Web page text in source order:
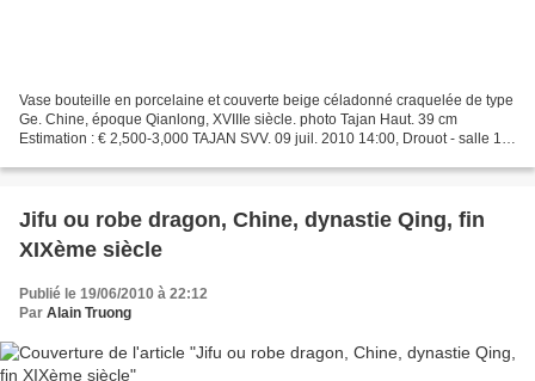
Vase bouteille en porcelaine et couverte beige céladonné craquelée de type
Ge. Chine, époque Qianlong, XVIIIe siècle. photo Tajan Haut. 39 cm
Estimation : € 2,500-3,000 TAJAN SVV. 09 juil. 2010 14:00, Drouot - salle 14.
Jifu ou robe dragon, Chine, dynastie Qing, fin
XIXème siècle
Publié le 19/06/2010 à 22:12
Par Alain Truong